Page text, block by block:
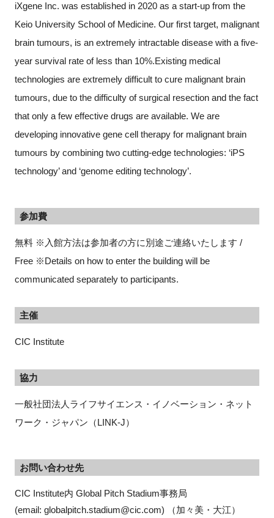
iXgene Inc. was established in 2020 as a start-up from the
Keio University School of Medicine. Our first target, malignant
brain tumours, is an extremely intractable disease with a five-
year survival rate of less than 10%.Existing medical
technologies are extremely difficult to cure malignant brain
tumours, due to the difficulty of surgical resection and the fact
that only a few effective drugs are available. We are
developing innovative gene cell therapy for malignant brain
tumours by combining two cutting-edge technologies: ‘iPS
technology’ and ‘genome editing technology’.
参加費
無料 ※入館方法は参加者の方に別途ご連絡いたします /
Free ※Details on how to enter the building will be
communicated separately to participants.
主催
CIC Institute
協力
一般社団法人ライフサイエンス・イノベーション・ネット
ワーク・ジャパン（LINK-J）
お問い合わせ先
CIC Institute内 Global Pitch Stadium事務局
(email: globalpitch.stadium@cic.com) （加々美・大江）